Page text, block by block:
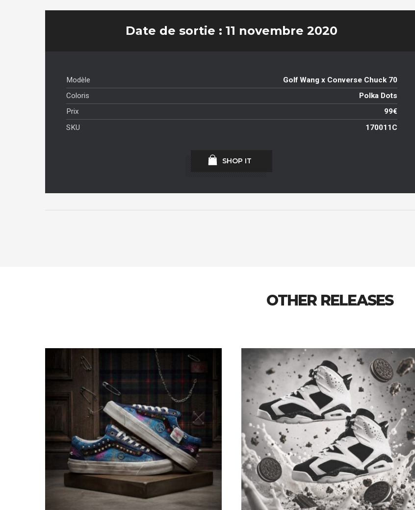
Date de sortie : 11 novembre 2020
Modèle
Golf Wang x Converse Chuck 70
Coloris
Polka Dots
Prix
99€
SKU
170011C
SHOP IT
OTHER RELEASES